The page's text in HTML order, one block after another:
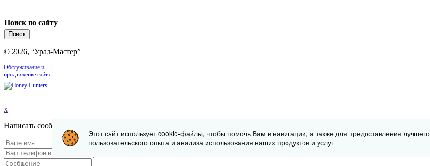
Поиск по сайту
© 2026, “Урал-Мастер”
Обслуживание и
продвижение сайта
x
Написать сообщение
Этот сайт использует cookie-файлы, чтобы помочь Вам в навигации, а также для предоставления лучшего
пользовательского опыта и анализа использования наших продуктов и услуг